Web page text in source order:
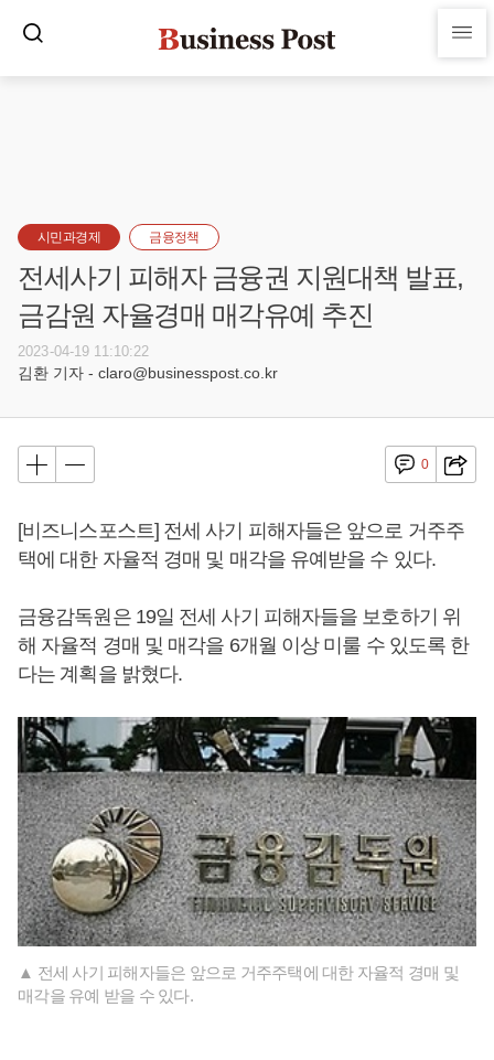
시민과경제 금융정책
전세사기 피해자 금융권 지원대책 발표,
금감원 자율경매 매각유예 추진
2023-04-19 11:10:22
김환 기자 - claro@businesspost.co.kr
0
[비즈니스포스트] 전세 사기 피해자들은 앞으로 거주주
택에 대한 자율적 경매 및 매각을 유예받을 수 있다.
금융감독원은 19일 전세 사기 피해자들을 보호하기 위
해 자율적 경매 및 매각을 6개월 이상 미룰 수 있도록 한
다는 계획을 밝혔다.
▲ 전세 사기 피해자들은 앞으로 거주주택에 대한 자율적 경매 및
매각을 유예 받을 수 있다.